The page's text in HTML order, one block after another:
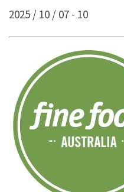
2025 / 10 / 07 - 10